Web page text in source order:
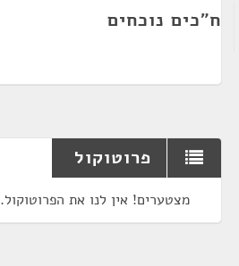
ח"כים נוכחים
פרוטוקול
מצטערים! אין לנו את הפרוטוקול.